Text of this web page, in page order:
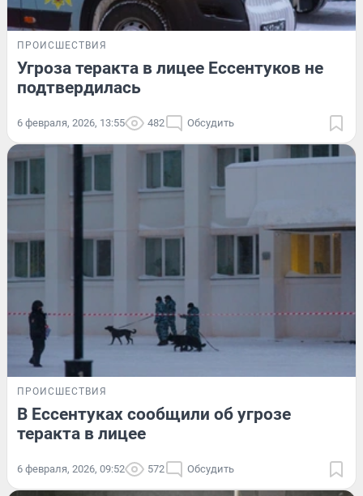
ПРОИСШЕСТВИЯ
Угроза теракта в лицее Ессентуков не
подтвердилась
6 февраля, 2026, 13:55 482 Обсудить
ПРОИСШЕСТВИЯ
В Ессентуках сообщили об угрозе
теракта в лицее
6 февраля, 2026, 09:52 572 Обсудить